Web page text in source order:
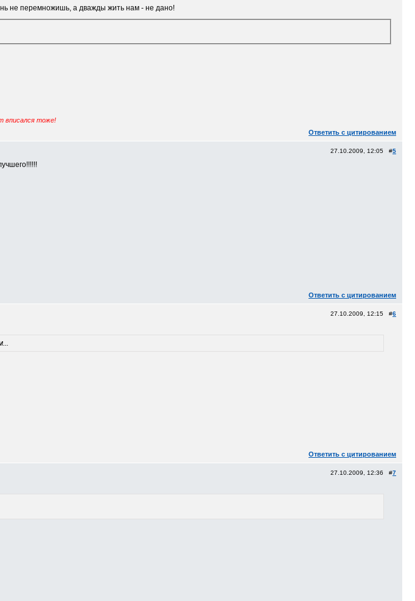
не перемножишь, а дважды жить нам - не дано!
вписался тоже!
Ответить с цитированием
27.10.2009, 12:05 #5
Ответить с цитированием
27.10.2009, 12:15 #6
Ответить с цитированием
27.10.2009, 12:36 #7